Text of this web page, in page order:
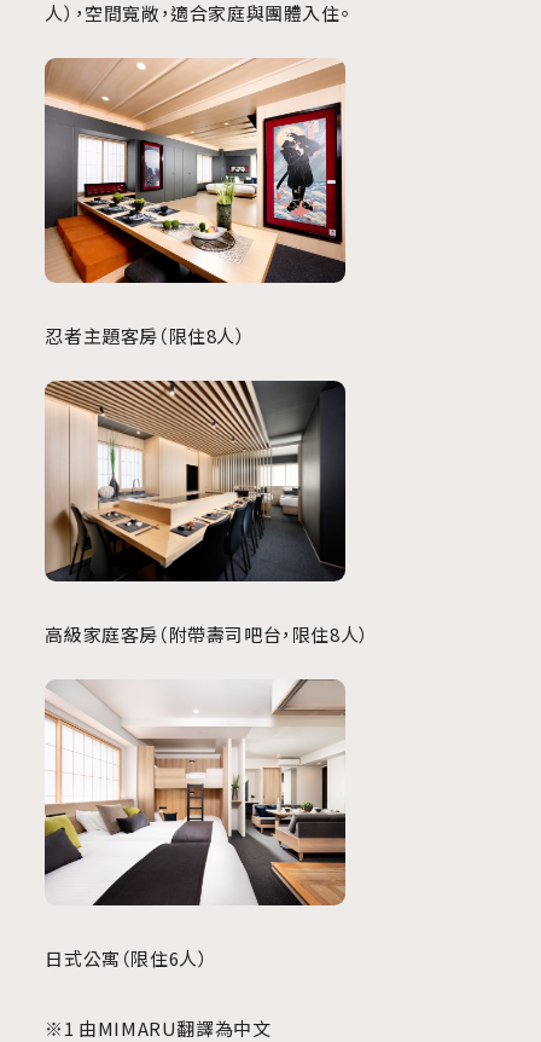
人），空間寬敞，適合家庭與團體入住。
忍者主題客房（限住8人）
高級家庭客房（附帶壽司吧台，限住8人）
日式公寓（限住6人）
※1 由MIMARU翻譯為中文